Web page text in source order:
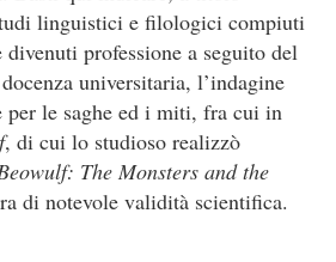
linguistici e filologici compiuti
professione a seguito del
universitaria, l’indagine
per le saghe ed i miti, fra cui in
, di cui lo studioso realizzò
The Monsters and the
di notevole validità scientifica.